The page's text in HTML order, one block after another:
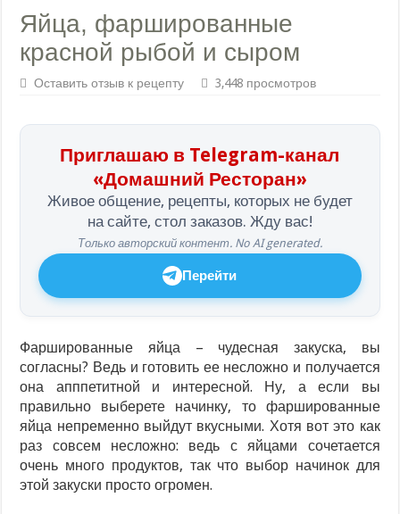
Яйца, фаршированные
красной рыбой и сыром
Оставить отзыв к рецепту 3,448 просмотров
Приглашаю в Telegram-канал
«Домашний Ресторан»
Живое общение, рецепты, которых не будет
на сайте, стол заказов. Жду вас!
Только авторский контент. No AI generated.
Перейти
Фаршированные яйца – чудесная закуска, вы
согласны? Ведь и готовить ее несложно и получается
она апппетитной и интересной. Ну, а если вы
правильно выберете начинку, то фаршированные
яйца непременно выйдут вкусными. Хотя вот это как
раз совсем несложно: ведь с яйцами сочетается
очень много продуктов, так что выбор начинок для
этой закуски просто огромен.